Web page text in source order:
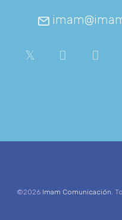
©2026 Imam Comunicación.